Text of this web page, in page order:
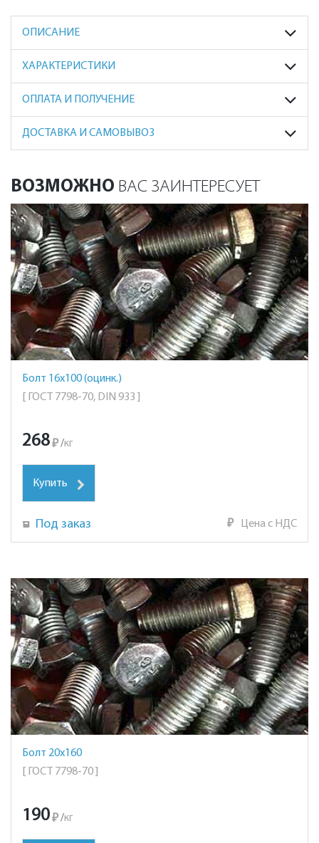
ОПИСАНИЕ
ХАРАКТЕРИСТИКИ
ОПЛАТА И ПОЛУЧЕНИЕ
ДОСТАВКА И САМОВЫВОЗ
ВОЗМОЖНО ВАС ЗАИНТЕРЕСУЕТ
Болт 16х100 (оцинк.)
[ ГОСТ 7798-70, DIN 933 ]
268₽ /кг
Купить
Под заказ ₽ Цена с НДС
Болт 20х160
[ ГОСТ 7798-70 ]
190₽ /кг